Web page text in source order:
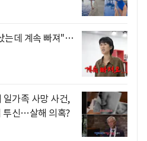
는데 계속 빠져"…
가족 사망 사건,
투신…살해 의혹?